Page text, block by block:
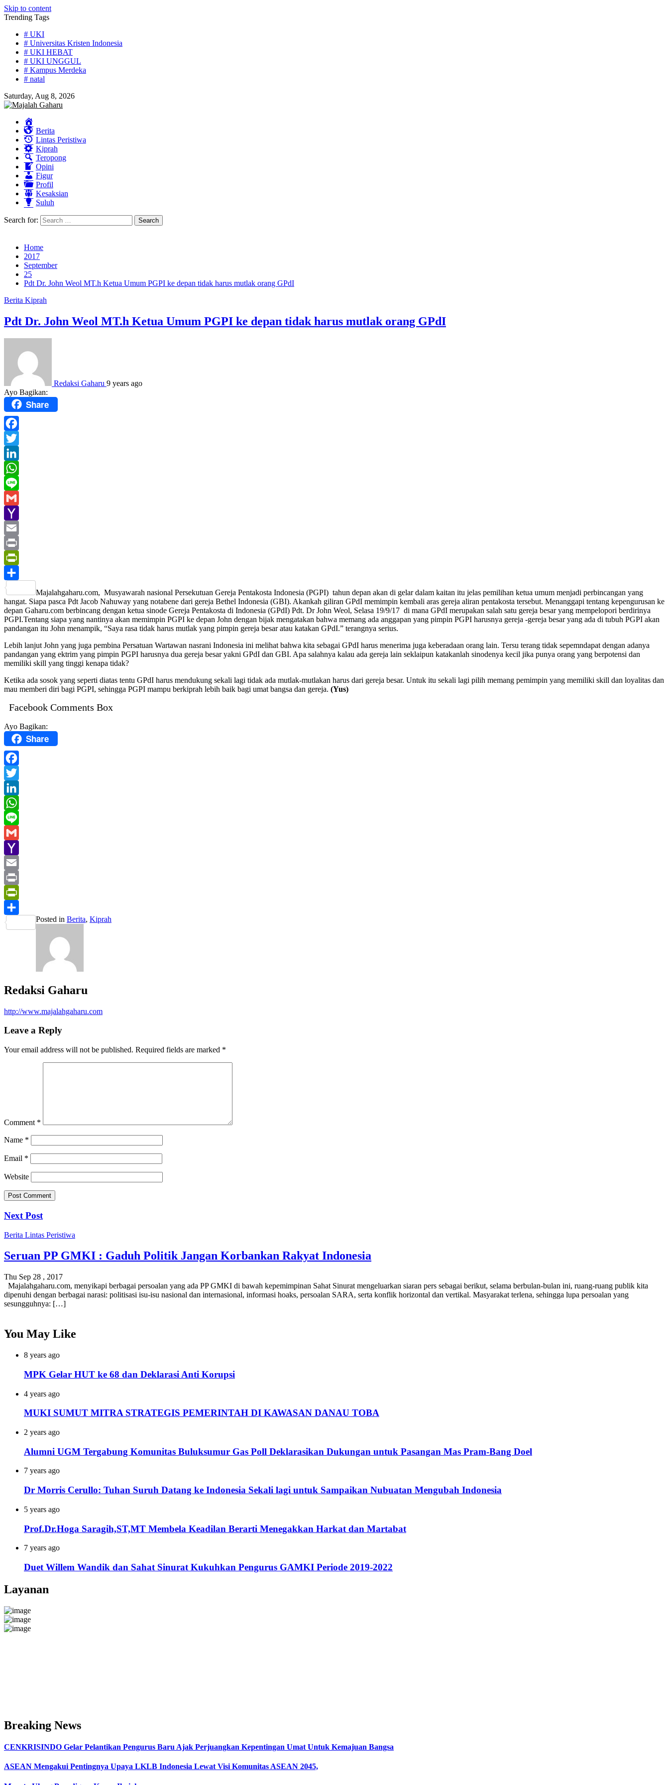
Skip to content
Trending Tags
# UKI
# Universitas Kristen Indonesia
# UKI HEBAT
# UKI UNGGUL
# Kampus Merdeka
# natal
Saturday, Aug 8, 2026
Berita
Lintas Peristiwa
Kiprah
Teropong
Opini
Figur
Profil
Kesaksian
Suluh
Search for:
Home
2017
September
25
Pdt Dr. John Weol MT.h Ketua Umum PGPI ke depan tidak harus mutlak orang GPdI
Berita Kiprah
Pdt Dr. John Weol MT.h Ketua Umum PGPI ke depan tidak harus mutlak orang GPdI
Redaksi Gaharu 9 years ago
Ayo Bagikan:
Share
Facebook
Twitter
LinkedIn
WhatsApp
Line
Gmail
Yahoo
Mail
Email
Print
PrintFriendly
Majalahgaharu.com, Musyawarah nasional Persekutuan Gereja Pentakosta Indonesia (PGPI) tahun depan akan di gelar dalam kaitan itu jelas pemilihan ketua umum menjadi perbincangan yang
hangat. Siapa pasca Pdt Jacob Nahuway yang notabene dari gereja Bethel Indonesia (GBI). Akankah giliran GPdI memimpin kembali aras gereja aliran pentakosta tersebut. Menanggapi tentang kepengurusan ke
depan Gaharu.com berbincang dengan ketua sinode Gereja Pentakosta di Indonesia (GPdI) Pdt. Dr John Weol, Selasa 19/9/17 di mana GPdI merupakan salah satu gereja besar yang mempelopori berdirinya
PGPI.Tentang siapa yang nantinya akan memimpin PGPI ke depan John dengan bijak mengatakan bahwa memang ada anggapan yang pimpin PGPI harusnya gereja -gereja besar yang ada di tubuh PGPI akan
pandangan itu John menampik, “Saya rasa tidak harus mutlak yang pimpin gereja besar atau katakan GPdI.” terangnya serius.
Lebih lanjut John yang juga pembina Persatuan Wartawan nasrani Indonesia ini melihat bahwa kita sebagai GPdI harus menerima juga keberadaan orang lain. Tersu terang tidak sepemndapat dengan adanya
pandangan yang ektrim yang pimpin PGPI harusnya dua gereja besar yakni GPdI dan GBI. Apa salahnya kalau ada gereja lain seklaipun katakanlah sinodenya kecil jika punya orang yang berpotensi dan
memiliki skill yang tinggi kenapa tidak?
Ketika ada sosok yang seperti diatas tentu GPdI harus mendukung sekali lagi tidak ada mutlak-mutlakan harus dari gereja besar. Untuk itu sekali lagi pilih memang pemimpin yang memiliki skill dan loyalitas dan
mau memberi diri bagi PGPI, sehingga PGPI mampu berkiprah lebih baik bagi umat bangsa dan gereja. (Yus)
Facebook Comments Box
Ayo Bagikan:
Share
Facebook
Twitter
LinkedIn
WhatsApp
Line
Gmail
Yahoo
Mail
Email
Print
PrintFriendly
Share
Posted in Berita, Kiprah
Redaksi Gaharu
http://www.majalahgaharu.com
Leave a Reply
Your email address will not be published. Required fields are marked *
Comment *
Name *
Email *
Website
Next Post
Berita Lintas Peristiwa
Seruan PP GMKI : Gaduh Politik Jangan Korbankan Rakyat Indonesia
Thu Sep 28 , 2017
Majalahgaharu.com, menyikapi berbagai persoalan yang ada PP GMKI di bawah kepemimpinan Sahat Sinurat mengeluarkan siaran pers sebagai berikut, selama berbulan-bulan ini, ruang-ruang publik kita
dipenuhi dengan berbagai narasi: politisasi isu-isu nasional dan internasional, informasi hoaks, persoalan SARA, serta konflik horizontal dan vertikal. Masyarakat terlena, sehingga lupa persoalan yang
sesungguhnya: […]
You May Like
8 years ago
MPK Gelar HUT ke 68 dan Deklarasi Anti Korupsi
4 years ago
MUKI SUMUT MITRA STRATEGIS PEMERINTAH DI KAWASAN DANAU TOBA
2 years ago
Alumni UGM Tergabung Komunitas Buluksumur Gas Poll Deklarasikan Dukungan untuk Pasangan Mas Pram-Bang Doel
7 years ago
Dr Morris Cerullo: Tuhan Suruh Datang ke Indonesia Sekali lagi untuk Sampaikan Nubuatan Mengubah Indonesia
5 years ago
Prof.Dr.Hoga Saragih,ST,MT Membela Keadilan Berarti Menegakkan Harkat dan Martabat
7 years ago
Duet Willem Wandik dan Sahat Sinurat Kukuhkan Pengurus GAMKI Periode 2019-2022
Layanan
Breaking News
CENKRISINDO Gelar Pelantikan Pengurus Baru Ajak Perjuangkan Kepentingan Umat Untuk Kemajuan Bangsa
ASEAN Mengakui Pentingnya Upaya LKLB Indonesia Lewat Visi Komunitas ASEAN 2045,